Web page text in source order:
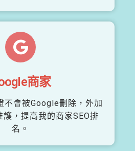
商家
不會被Google刪除，外加
，提高我的商家SEO排
名。